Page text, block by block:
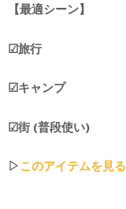
【最適シーン】
☑︎旅行
☑︎キャンプ
☑︎街 (普段使い)
▷このアイテムを見る